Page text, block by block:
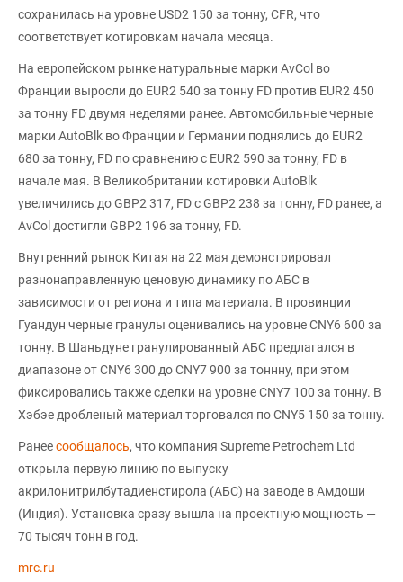
сохранилась на уровне USD2 150 за тонну, CFR, что
соответствует котировкам начала месяца.
На европейском рынке натуральные марки AvCol во
Франции выросли до EUR2 540 за тонну FD против EUR2 450
за тонну FD двумя неделями ранее. Автомобильные черные
марки AutoBlk во Франции и Германии поднялись до EUR2
680 за тонну, FD по сравнению с EUR2 590 за тонну, FD в
начале мая. В Великобритании котировки AutoBlk
увеличились до GBP2 317, FD с GBP2 238 за тонну, FD ранее, а
AvCol достигли GBP2 196 за тонну, FD.
Внутренний рынок Китая на 22 мая демонстрировал
разнонаправленную ценовую динамику по АБС в
зависимости от региона и типа материала. В провинции
Гуандун черные гранулы оценивались на уровне CNY6 600 за
тонну. В Шаньдуне гранулированный АБС предлагался в
диапазоне от CNY6 300 до CNY7 900 за тоннну, при этом
фиксировались также сделки на уровне CNY7 100 за тонну. В
Хэбэе дробленый материал торговался по CNY5 150 за тонну.
Ранеесообщалось, что компания Supreme Petrochem Ltd
открыла первую линию по выпуску
акрилонитрилбутадиенстирола (АБС) на заводе в Амдоши
(Индия). Установка сразу вышла на проектную мощность —
70 тысяч тонн в год.
mrc.ru